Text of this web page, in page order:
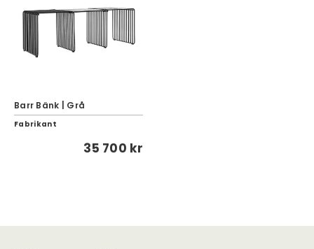
Barr Bänk | Grå
Fabrikant
35 700 kr